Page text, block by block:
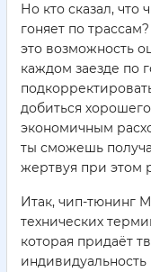
Но кто сказал, что
гоняет по
это возможность
каждом заезде по
добиться
экономичным
ты сможешь
жертвуя при этом
Итак, чип-тюнинг
технических
которая придаёт